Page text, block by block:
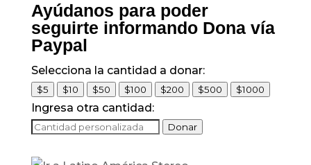
Ayúdanos para poder
seguirte informando Dona vía
Paypal
Selecciona la cantidad a donar:
$5 $10 $50 $100 $200 $500 $1000
Ingresa otra cantidad:
Donar